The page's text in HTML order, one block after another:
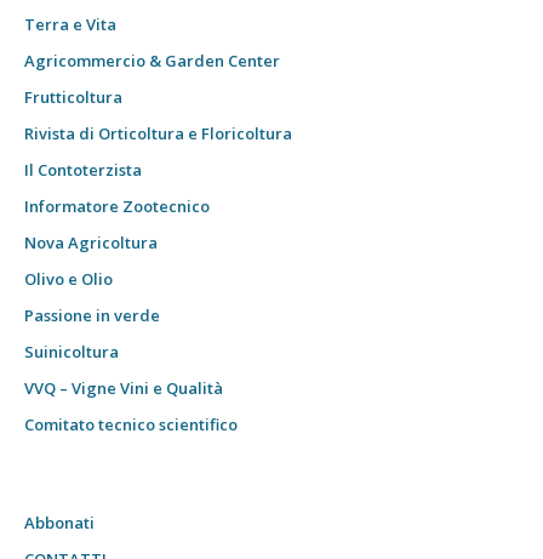
Terra e Vita
Agricommercio & Garden Center
Frutticoltura
Rivista di Orticoltura e Floricoltura
Il Contoterzista
Informatore Zootecnico
Nova Agricoltura
Olivo e Olio
Passione in verde
Suinicoltura
VVQ – Vigne Vini e Qualità
Comitato tecnico scientifico
Abbonati